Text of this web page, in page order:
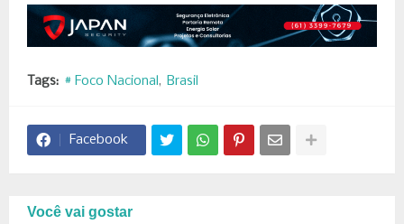
Tags: # Foco Nacional Brasil
Facebook
Você vai gostar